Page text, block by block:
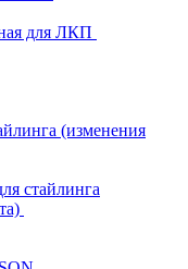
для ЛКП
(изменения
стайлинга